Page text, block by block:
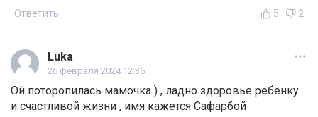
Ответить 5 2
Luka
26 февраля 2024 12:36
Ой поторопилась мамочка ) , ладно здоровье ребенку
и счастливой жизни , имя кажется Сафарбой